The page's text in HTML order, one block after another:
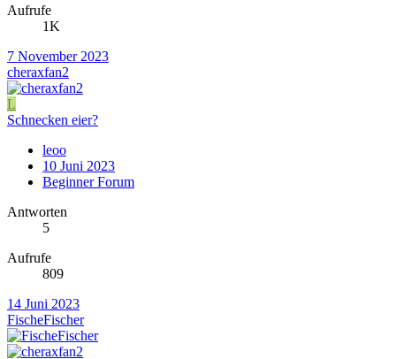
Aufrufe
1K
7 November 2023
cheraxfan2
L
Schnecken eier?
leoo
10 Juni 2023
Beginner Forum
Antworten
5
Aufrufe
809
14 Juni 2023
FischeFischer